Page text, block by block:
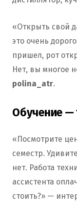
«Открыть свой
это очень
пришел, рот
Нет, вы многое
polina_atr.
Обучение —
«Посмотрите
семестр.
нет. Работа
ассистента
стоить?» —